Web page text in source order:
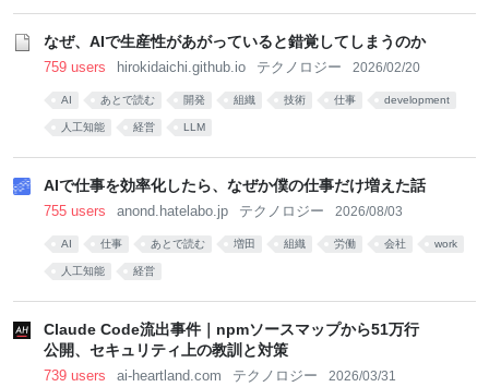
なぜ、AIで生産性があがっていると錯覚してしまうのか
759 users hirokidaichi.github.io テクノロジー 2026/02/20
AI あとで読む 開発 組織 技術 仕事 development
人工知能 経営 LLM
AIで仕事を効率化したら、なぜか僕の仕事だけ増えた話
755 users anond.hatelabo.jp テクノロジー 2026/08/03
AI 仕事 あとで読む 増田 組織 労働 会社 work
人工知能 経営
Claude Code流出事件｜npmソースマップから51万行
公開、セキュリティ上の教訓と対策
739 users ai-heartland.com テクノロジー 2026/03/31